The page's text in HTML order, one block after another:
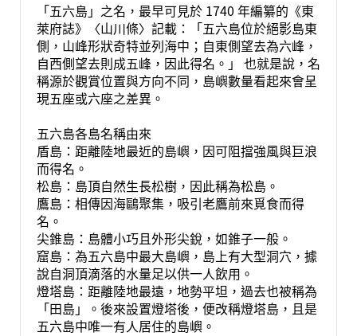
「五六島」之名，最早可見於 1740 年編纂的《東
萊府誌》〈山川條〉記載：「五六島位於絕影島東
側，山峰形狀奇特並列海中；自東側望去為六峰，
自西側望去則成五峰，因此得名。」 也就是說，名
稱源於觀賞位置與方向不同，島嶼數量看起來會呈
現五座或六座之差異。
五六島各島名稱由來
盾島：距離陸地最近的島嶼，因可阻擋強風與巨浪
而得名。
松島：島頂自然生長松樹，因此稱為松島。
鷹島：相傳因海鷗聚集，吸引老鷹前來覓食而得
名。
尖錐島：島體小巧且外形尖銳，如錐子一般。
窟島：為五六島中最大島嶼，島上有大型洞穴，據
說自洞頂滴落的水量足以供一人飲用。
燈塔島：距離陸地最遠，地勢平坦，過去也被稱為
「田島」。後來設置燈塔後，便改稱燈塔島，且是
五六島中唯一有人居住的島嶼。